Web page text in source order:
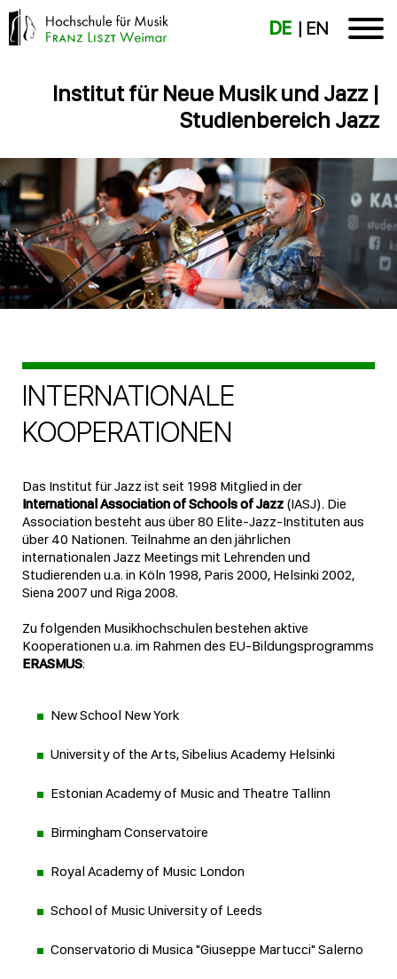
DE EN
Institut für Neue Musik und Jazz |
Studienbereich Jazz
INTERNATIONALE
KOOPERATIONEN
Das Institut für Jazz ist seit 1998 Mitglied in der
International Association of Schools of Jazz (IASJ). Die
Association besteht aus über 80 Elite-Jazz-Instituten aus
über 40 Nationen. Teilnahme an den jährlichen
internationalen Jazz Meetings mit Lehrenden und
Studierenden u.a. in Köln 1998, Paris 2000, Helsinki 2002,
Siena 2007 und Riga 2008.
Zu folgenden Musikhochschulen bestehen aktive
Kooperationen u.a. im Rahmen des EU-Bildungsprogramms
ERASMUS:
New School New York
University of the Arts, Sibelius Academy Helsinki
Estonian Academy of Music and Theatre Tallinn
Birmingham Conservatoire
Royal Academy of Music London
School of Music University of Leeds
Conservatorio di Musica "Giuseppe Martucci" Salerno